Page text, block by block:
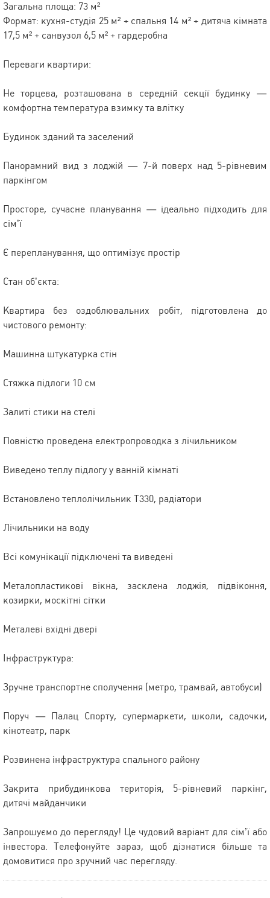
Загальна площа: 73 м²
Формат: кухня-студія 25 м² + спальня 14 м² + дитяча кімната
17,5 м² + санвузол 6,5 м² + гардеробна
Переваги квартири:
Не торцева, розташована в середній секції будинку —
комфортна температура взимку та влітку
Будинок зданий та заселений
Панорамний вид з лоджій — 7-й поверх над 5-рівневим
паркінгом
Просторе, сучасне планування — ідеально підходить для
сім’ї
Є перепланування, що оптимізує простір
Стан об’єкта:
Квартира без оздоблювальних робіт, підготовлена до
чистового ремонту:
Машинна штукатурка стін
Стяжка підлоги 10 см
Залиті стики на стелі
Повністю проведена електропроводка з лічильником
Виведено теплу підлогу у ванній кімнаті
Встановлено теплолічильник Т330, радіатори
Лічильники на воду
Всі комунікації підключені та виведені
Металопластикові вікна, засклена лоджія, підвіконня,
козирки, москітні сітки
Металеві вхідні двері
Інфраструктура:
Зручне транспортне сполучення (метро, трамвай, автобуси)
Поруч — Палац Спорту, супермаркети, школи, садочки,
кінотеатр, парк
Розвинена інфраструктура спального району
Закрита прибудинкова територія, 5-рівневий паркінг,
дитячі майданчики
Запрошуємо до перегляду! Це чудовий варіант для сім’ї або
інвестора. Телефонуйте зараз, щоб дізнатися більше та
домовитися про зручний час перегляду.